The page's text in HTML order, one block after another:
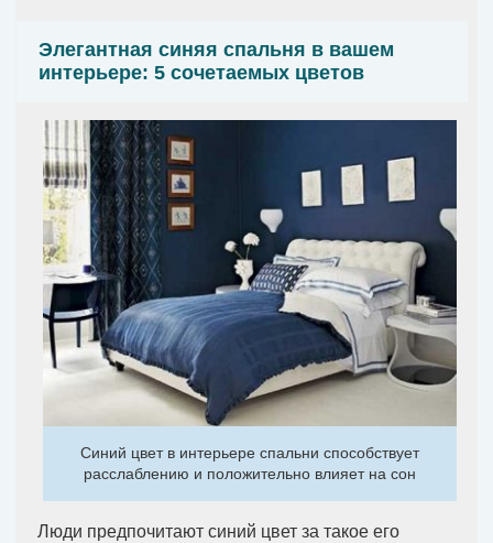
Элегантная синяя спальня в вашем
интерьере: 5 сочетаемых цветов
Синий цвет в интерьере спальни способствует
расслаблению и положительно влияет на сон
Люди предпочитают синий цвет за такое его